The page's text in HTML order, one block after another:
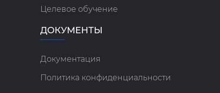
Целевое обучение
ДОКУМЕНТЫ
Документация
Политика конфиденциальности